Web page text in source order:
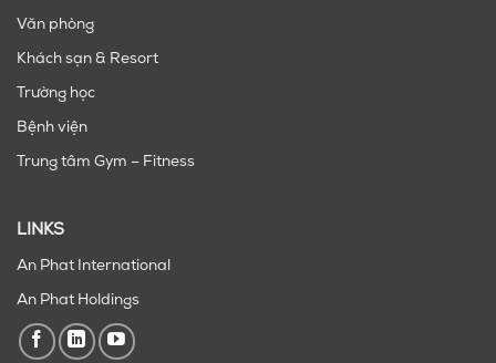
Văn phòng
Khách sạn & Resort
Trường học
Bệnh viện
Trung tâm Gym – Fitness
LINKS
An Phat International
An Phat Holdings